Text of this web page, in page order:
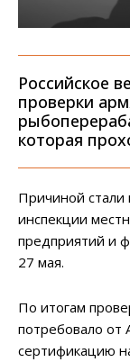
Российское
проверки
которая
Причиной
инспекции
предприятий и
27 мая.
По итогам
потребовало от
сертификацию